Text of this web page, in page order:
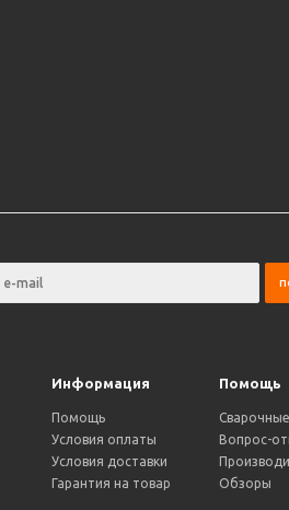
Информация Помощь
Помощь
Условия оплаты
Условия доставки
Гарантия на товар
Вопрос-
Обзоры